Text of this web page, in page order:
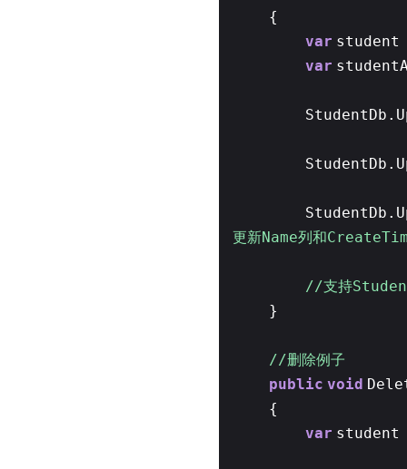
{
var
var
更新Name列和
//支持
}
//删除例子
public void
{
var